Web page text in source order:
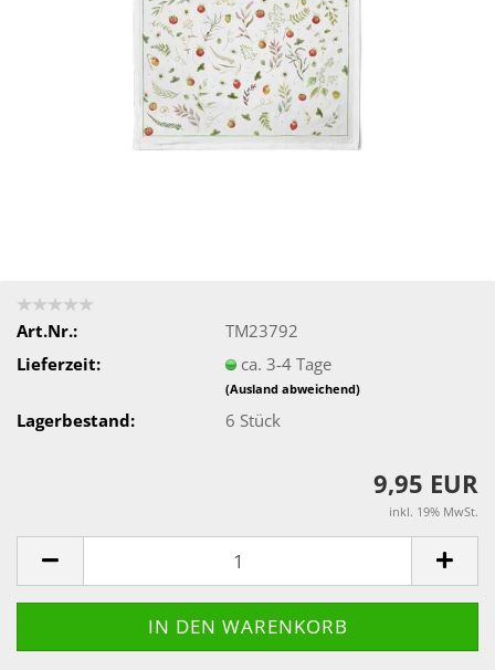
Art.Nr.:
TM23792
Lieferzeit:
ca. 3-4 Tage
(Ausland abweichend)
Lagerbestand: 6 Stück
9,95 EUR
inkl. 19% MwSt.